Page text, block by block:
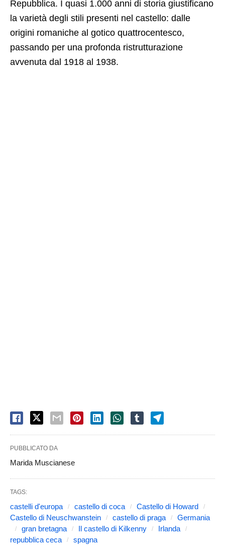
Repubblica. I quasi 1.000 anni di storia giustificano
la varietà degli stili presenti nel castello: dalle
origini romaniche al gotico quattrocentesco,
passando per una profonda ristrutturazione
avvenuta dal 1918 al 1938.
PUBBLICATO DA
Marida Muscianese
TAGS:
castelli d'europa castello di coca
Castello di Howard
Castello di Neuschwanstein
castello di praga
Germania
gran bretagna
Il castello di Kilkenny
Irlanda
repubblica ceca
spagna